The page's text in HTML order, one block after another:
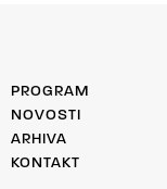
PROGRAM
NOVOSTI
ARHIVA
KONTAKT